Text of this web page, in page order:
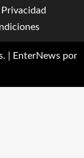
Privacidad
EnterNews por